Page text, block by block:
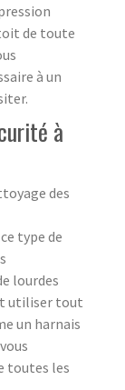
de toute
à un
à
des
type de
lourdes
utiliser tout
un harnais
toutes les